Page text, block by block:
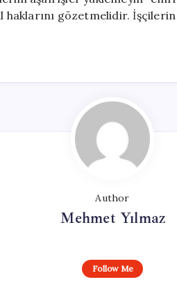
gözetmelidir.
Author
Mehmet Yılmaz
Follow Me